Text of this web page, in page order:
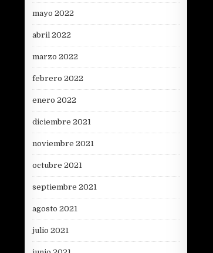
mayo 2022
abril 2022
marzo 2022
febrero 2022
enero 2022
diciembre 2021
noviembre 2021
octubre 2021
septiembre 2021
agosto 2021
julio 2021